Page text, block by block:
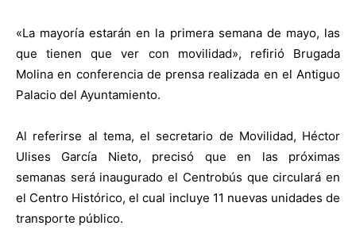
«La mayoría estarán en la primera semana de mayo, las
que tienen que ver con movilidad», refirió Brugada
Molina en conferencia de prensa realizada en el Antiguo
Palacio del Ayuntamiento.
Al referirse al tema, el secretario de Movilidad, Héctor
Ulises García Nieto, precisó que en las próximas
semanas será inaugurado el Centrobús que circulará en
el Centro Histórico, el cual incluye 11 nuevas unidades de
transporte público.